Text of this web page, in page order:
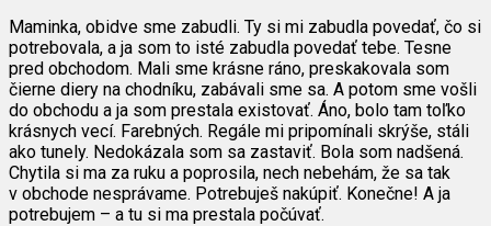
Maminka, obidve sme zabudli. Ty si mi zabudla povedať, čo si
potrebovala, a ja som to isté zabudla povedať tebe. Tesne
pred obchodom. Mali sme krásne ráno, preskakovala som
čierne diery na chodníku, zabávali sme sa. A potom sme vošli
do obchodu a ja som prestala existovať. Áno, bolo tam toľko
krásnych vecí. Farebných. Regále mi pripomínali skrýše, stáli
ako tunely. Nedokázala som sa zastaviť. Bola som nadšená.
Chytila si ma za ruku a poprosila, nech nebehám, že sa tak
v obchode nesprávame. Potrebuješ nakúpiť. Konečne! A ja
potrebujem – a tu si ma prestala počúvať.